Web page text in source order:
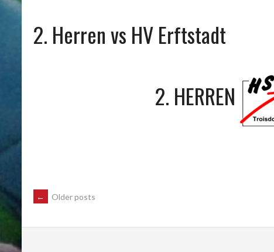
2. Herren vs HV Erftstadt
2. HERREN
POSTS
NAVIGATION
← Older posts